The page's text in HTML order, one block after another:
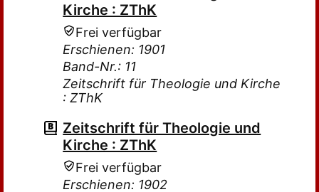
Kirche : ZThK
Frei verfügbar
Erschienen: 1901
Band-Nr.: 11
Zeitschrift für Theologie und Kirche
: ZThK
Zeitschrift für Theologie und
Kirche : ZThK
Frei verfügbar
Erschienen: 1902